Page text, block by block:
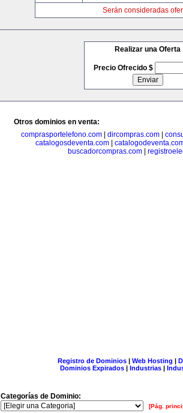
Serán consideradas
Realizar una Oferta
Precio Ofrecido $
Otros dominios en venta:
comprasportelefono.com
dircompras.com
catalogosdeventa.com
buscadorcompras.com
Registro de Dominios| Web Hosting |
Dominios Expirados | Industrias |
Categorías de Dominio:
[Pág.